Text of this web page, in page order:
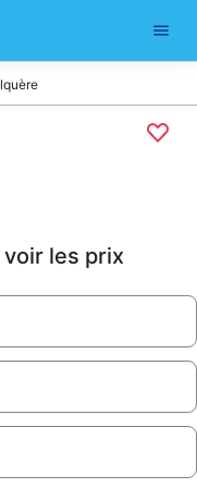
les prix